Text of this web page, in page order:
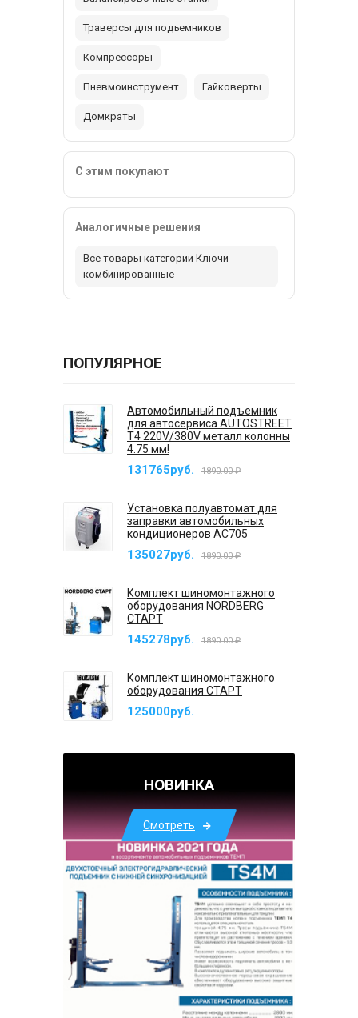
Траверсы для подъемников
Компрессоры
Пневмоинструмент Гайковерты
Домкраты
С этим покупают
Аналогичные решения
Все товары категории Ключи
комбинированные
ПОПУЛЯРНОЕ
Автомобильный подъемник
для автосервиса AUTOSTREET
T4 220V/380V металл колонны
4.75 мм!
131765руб. 1890.00 ₽
Установка полуавтомат для
заправки автомобильных
кондиционеров AC705
135027руб. 1890.00 ₽
Комплект шиномонтажного
оборудования NORDBERG
СТАРТ
145278руб. 1890.00 ₽
Комплект шиномонтажного
оборудования СТАРТ
125000руб.
НОВИНКА
Смотреть